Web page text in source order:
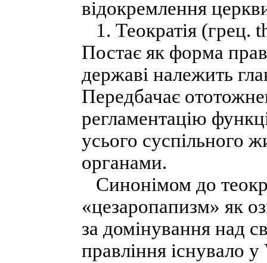
відокремлення
1. Теократія (грец.
Постає як форма
державі належить
Передбачає
регламентацію
усього суспільного
органами.
Синонімом до
«цезаропапизм» як
за домінування над
правління існувало